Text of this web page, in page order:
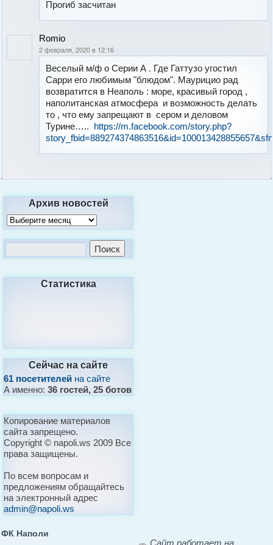
Прогиб засчитан
Romio
2 февраля, 2020 в 12:16
Веселый м/ф о Серии А . Где Гаттузо угостил
Сарри его любимым "блюдом". Маурицио рад
возвратится в Неаполь : море, красивый город ,
наполитанская атмосфера и возможность делать
то , что ему запрещают в сером и деловом
Турине….. https://m.facebook.com/story.php?
Архив новостей
Статистика
Сейчас на сайте
61 посетителей на сайте
А именно:36 гостей, 25 ботов
Копирование материалов
сайта запрещено.
Copyright © napoli.ws 2009 Все
права защищены.
По всем вопросам и
предложениям обращайтесь
на электронный адрес
admin@napoli.ws
ФК Наполи
Сайт работает на